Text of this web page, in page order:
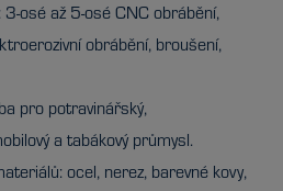
osé až 5-osé CNC obrábění,
obrábění, broušení,
pro potravinářský,
a tabákový průmysl.
ocel, nerez, barevné kovy,